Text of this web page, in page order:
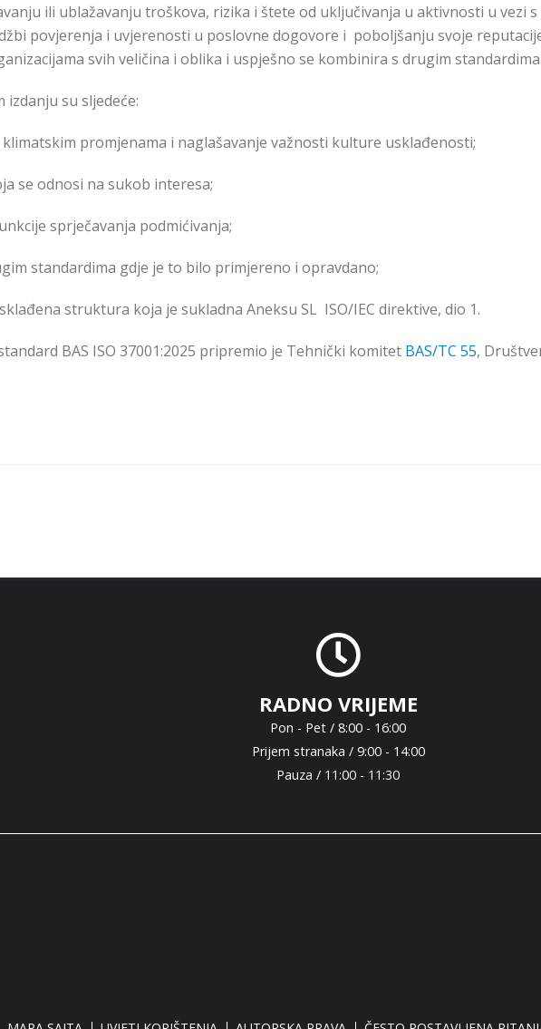
ili ublažavanju troškova, rizika i štete od uključivanja u aktivnosti u vezi s
povjerenja i uvjerenosti u poslovne dogovore i poboljšanju svoje
svih veličina i oblika i uspješno se kombinira s drugim
izdanju su sljedeće:
promjenama i naglašavanje važnosti kulture usklađenosti;
se odnosi na sukob interesa;
sprječavanja podmićivanja;
standardima gdje je to bilo primjereno i opravdano;
struktura koja je sukladna Aneksu SL ISO/IEC direktive, dio 1.
аndаrd BAS ISO 37001:2025 pripremio je Tehnički komitet BAS/TC 55,
RADNO VRIJEME
Pon - Pet / 8:00 - 16:00
Prijem stranaka / 9:00 - 14:00
Pauza / 11:00 - 11:30